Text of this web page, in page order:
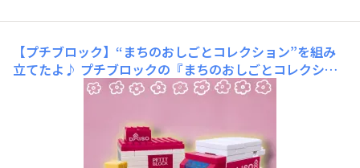
【プチブロック】“まちのおしごとコレクション”を組み
立てたよ♪ プチブロックの『まちのおしごとコレクショ
ン』、「雑貨屋さん」「運送トラック」を組み立てました
ω<)中に品物を並べたり、シールを貼ったりするのがとて
も楽しかったです。 作り方も簡単なので、少しアレンジ
を加えると色々な